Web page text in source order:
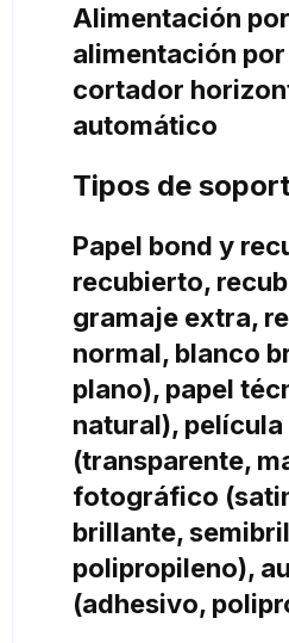
Alimentación
alimentación
cortador
automático
Tipos de
Papel bond y
recubierto,
gramaje extra,
normal, blanco
plano), papel
natural), película
(transparente,
fotográfico
brillante,
polipropileno),
(adhesivo,